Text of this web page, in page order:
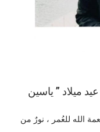
ميلاد ” ياسين
الله للعُمر ، نورٌ من